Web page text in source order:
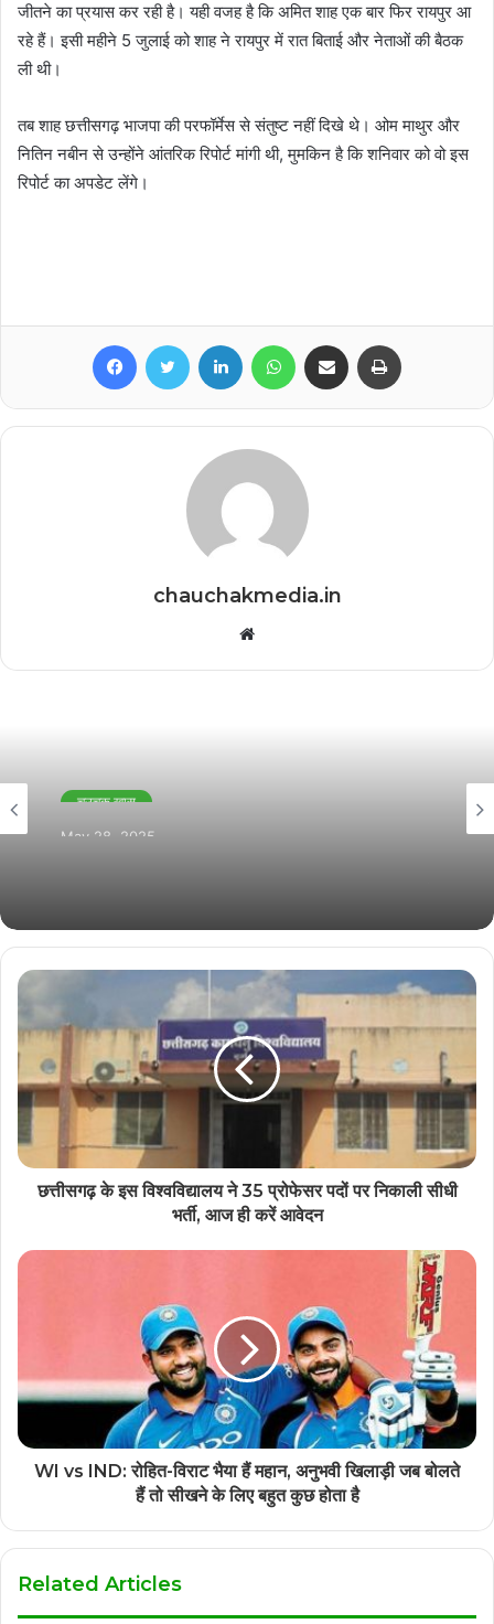
जीतने का प्रयास कर रही है। यही वजह है कि अमित शाह एक बार फिर रायपुर आ
रहे हैं। इसी महीने 5 जुलाई को शाह ने रायपुर में रात बिताई और नेताओं की बैठक
ली थी।
तब शाह छत्तीसगढ़ भाजपा की परफॉर्मेस से संतुष्ट नहीं दिखे थे। ओम माथुर और
नितिन नबीन से उन्होंने आंतरिक रिपोर्ट मांगी थी, मुमकिन है कि शनिवार को वो इस
रिपोर्ट का अपडेट लेंगे।
FacebookTwitter LinkedIn WhatsAppShare via Email
chauchakmedia.in
Website
चउचक खास
छत्तीसगढ़ के इस विश्वविद्यालय ने 35 प्रोफेसर पदों पर निकाली सीधी
भर्ती, आज ही करें आवेदन
WI vs IND: रोहित-विराट भैया हैं महान, अनुभवी खिलाड़ी जब बोलते
हैं तो सीखने के लिए बहुत कुछ होता है
Related Articles